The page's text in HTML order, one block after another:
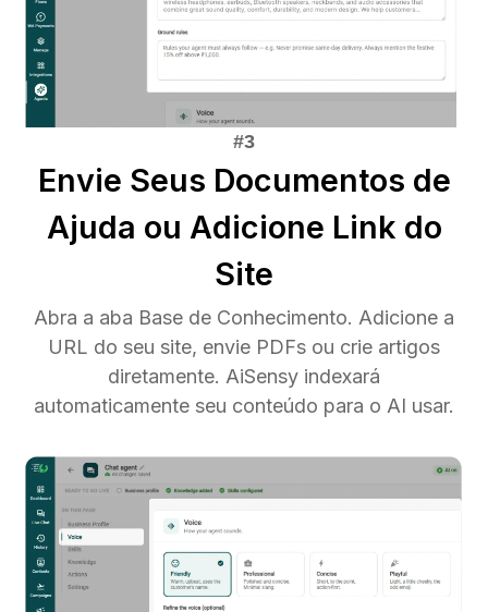
Envie Seus Documentos de
Ajuda ou Adicione Link do
Site
Abra a aba Base de Conhecimento. Adicione a
URL do seu site, envie PDFs ou crie artigos
diretamente. AiSensy indexará
automaticamente seu conteúdo para o AI usar.